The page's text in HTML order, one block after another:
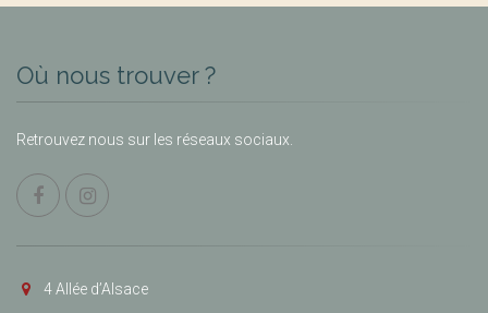
Où nous trouver ?
Retrouvez nous sur les réseaux sociaux.
4 Allée d’Alsace